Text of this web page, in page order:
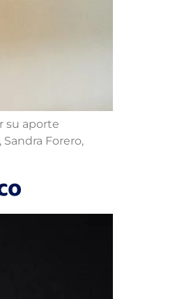
su aporte
Forero,